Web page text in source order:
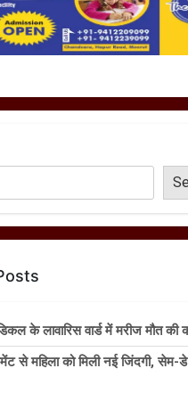
के लावारिस वार्ड में मरीज मौत की
से महिला को मिली नई जिंदगी, सेम-डे